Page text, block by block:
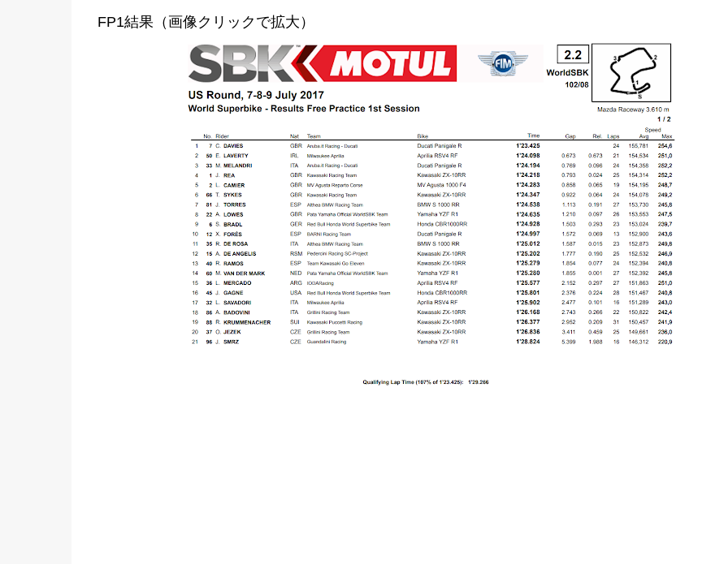
FP1結果（画像クリックで拡大）